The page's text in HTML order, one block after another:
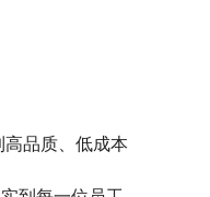
品质、低成本